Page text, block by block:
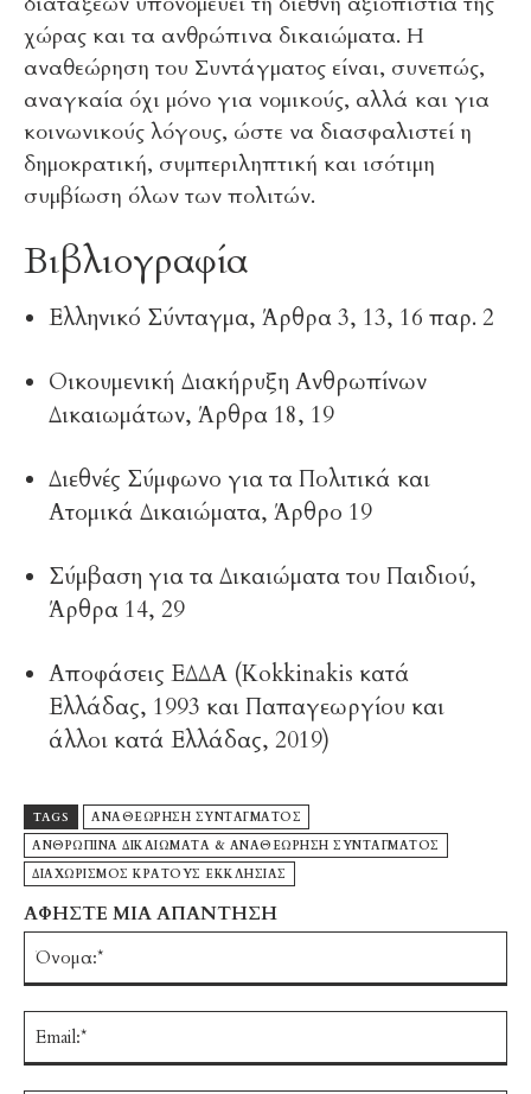
χώρας και τα ανθρώπινα δικαιώματα. Η
αναθεώρηση του Συντάγματος είναι, συνεπώς,
αναγκαία όχι μόνο για νομικούς, αλλά και για
κοινωνικούς λόγους, ώστε να διασφαλιστεί η
δημοκρατική, συμπεριληπτική και ισότιμη
συμβίωση όλων των πολιτών.
Βιβλιογραφία
Ελληνικό Σύνταγμα, Άρθρα 3, 13, 16 παρ. 2
Οικουμενική Διακήρυξη Ανθρωπίνων
Δικαιωμάτων, Άρθρα 18, 19
Διεθνές Σύμφωνο για τα Πολιτικά και
Ατομικά Δικαιώματα, Άρθρο 19
Σύμβαση για τα Δικαιώματα του Παιδιού,
Άρθρα 14, 29
Αποφάσεις ΕΔΔΑ (Kokkinakis κατά
Ελλάδας, 1993 και Παπαγεωργίου και
άλλοι κατά Ελλάδας, 2019)
TAGS
ΑΝΑΘΕΩΡΗΣΗ ΣΥΝΤΑΓΜΑΤΟΣ
ΑΝΘΡΩΠΙΝΑ ΔΙΚΑΙΩΜΑΤΑ & ΑΝΑΘΕΩΡΗΣΗ ΣΥΝΤΑΓΜΑΤΟΣ
ΔΙΑΧΩΡΙΣΜΟΣ ΚΡΑΤΟΥΣ ΕΚΚΛΗΣΙΑΣ
ΑΦΗΣΤΕ ΜΙΑ ΑΠΑΝΤΗΣΗ